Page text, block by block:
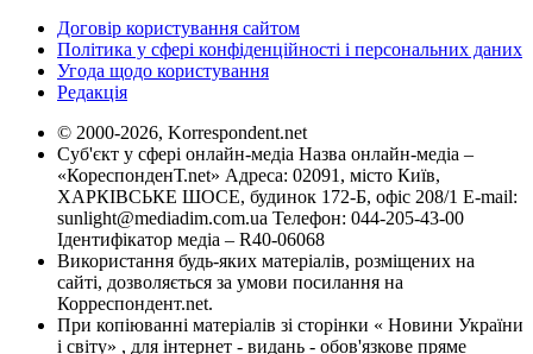
Договір користування сайтом
Політика у сфері конфіденційності і персональних даних
Угода щодо користування
Редакція
© 2000-2026, Korrespondent.net
Суб'єкт у сфері онлайн-медіа Назва онлайн-медіа –
«КореспонденТ.net» Адреса: 02091, місто Київ,
ХАРКІВСЬКЕ ШОСЕ, будинок 172-Б, офіс 208/1 E-mail:
sunlight@mediadim.com.ua Телефон: 044-205-43-00
Ідентифікатор медіа – R40-06068
Використання будь-яких матеріалів, розміщених на
сайті, дозволяється за умови посилання на
Корреспондент.net.
При копіюванні матеріалів зі сторінки « Новини України
і світу» , для інтернет - видань - обов'язкове пряме